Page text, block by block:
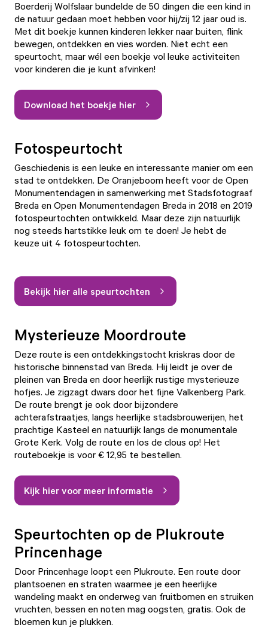
Boerderij Wolfslaar bundelde de 50 dingen die een kind in
de natuur gedaan moet hebben voor hij/zij 12 jaar oud is.
Met dit boekje kunnen kinderen lekker naar buiten, flink
bewegen, ontdekken en vies worden. Niet echt een
speurtocht, maar wél een boekje vol leuke activiteiten
voor kinderen die je kunt afvinken!
Download het boekje hier
Fotospeurtocht
Geschiedenis is een leuke en interessante manier om een
stad te ontdekken. De Oranjeboom heeft voor de Open
Monumentendagen in samenwerking met Stadsfotograaf
Breda en Open Monumentendagen Breda in 2018 en 2019
fotospeurtochten ontwikkeld. Maar deze zijn natuurlijk
nog steeds hartstikke leuk om te doen! Je hebt de
keuze uit 4 fotospeurtochten.
Bekijk hier alle speurtochten
Mysterieuze Moordroute
Deze route is een ontdekkingstocht kriskras door de
historische binnenstad van Breda. Hij leidt je over de
pleinen van Breda en door heerlijk rustige mysterieuze
hofjes. Je zigzagt dwars door het fijne Valkenberg Park.
De route brengt je ook door bijzondere
achterafstraatjes, langs heerlijke stadsbrouwerijen, het
prachtige Kasteel en natuurlijk langs de monumentale
Grote Kerk. Volg de route en los de clous op! Het
routeboekje is voor € 12,95 te bestellen.
Kijk hier voor meer informatie
Speurtochten op de Plukroute
Princenhage
Door Princenhage loopt een Plukroute. Een route door
plantsoenen en straten waarmee je een heerlijke
wandeling maakt en onderweg van fruitbomen en struiken
vruchten, bessen en noten mag oogsten, gratis. Ook de
bloemen kun je plukken.